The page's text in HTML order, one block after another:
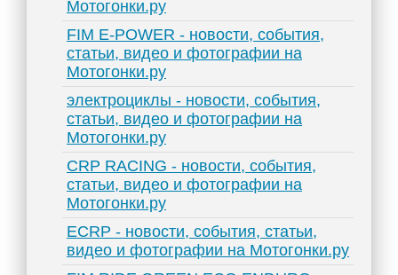
Мотогонки.ру
FIM E-POWER - новости, события,
статьи, видео и фотографии на
Мотогонки.ру
электроциклы - новости, события,
статьи, видео и фотографии на
Мотогонки.ру
CRP RACING - новости, события,
статьи, видео и фотографии на
Мотогонки.ру
ECRP - новости, события, статьи,
видео и фотографии на Мотогонки.ру